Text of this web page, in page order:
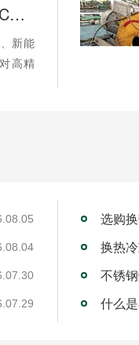
工业不锈钢焊管厂家的RQDC精准适配方法论如何提升客户价值？
新能
高精
选购
换热
不锈
什么